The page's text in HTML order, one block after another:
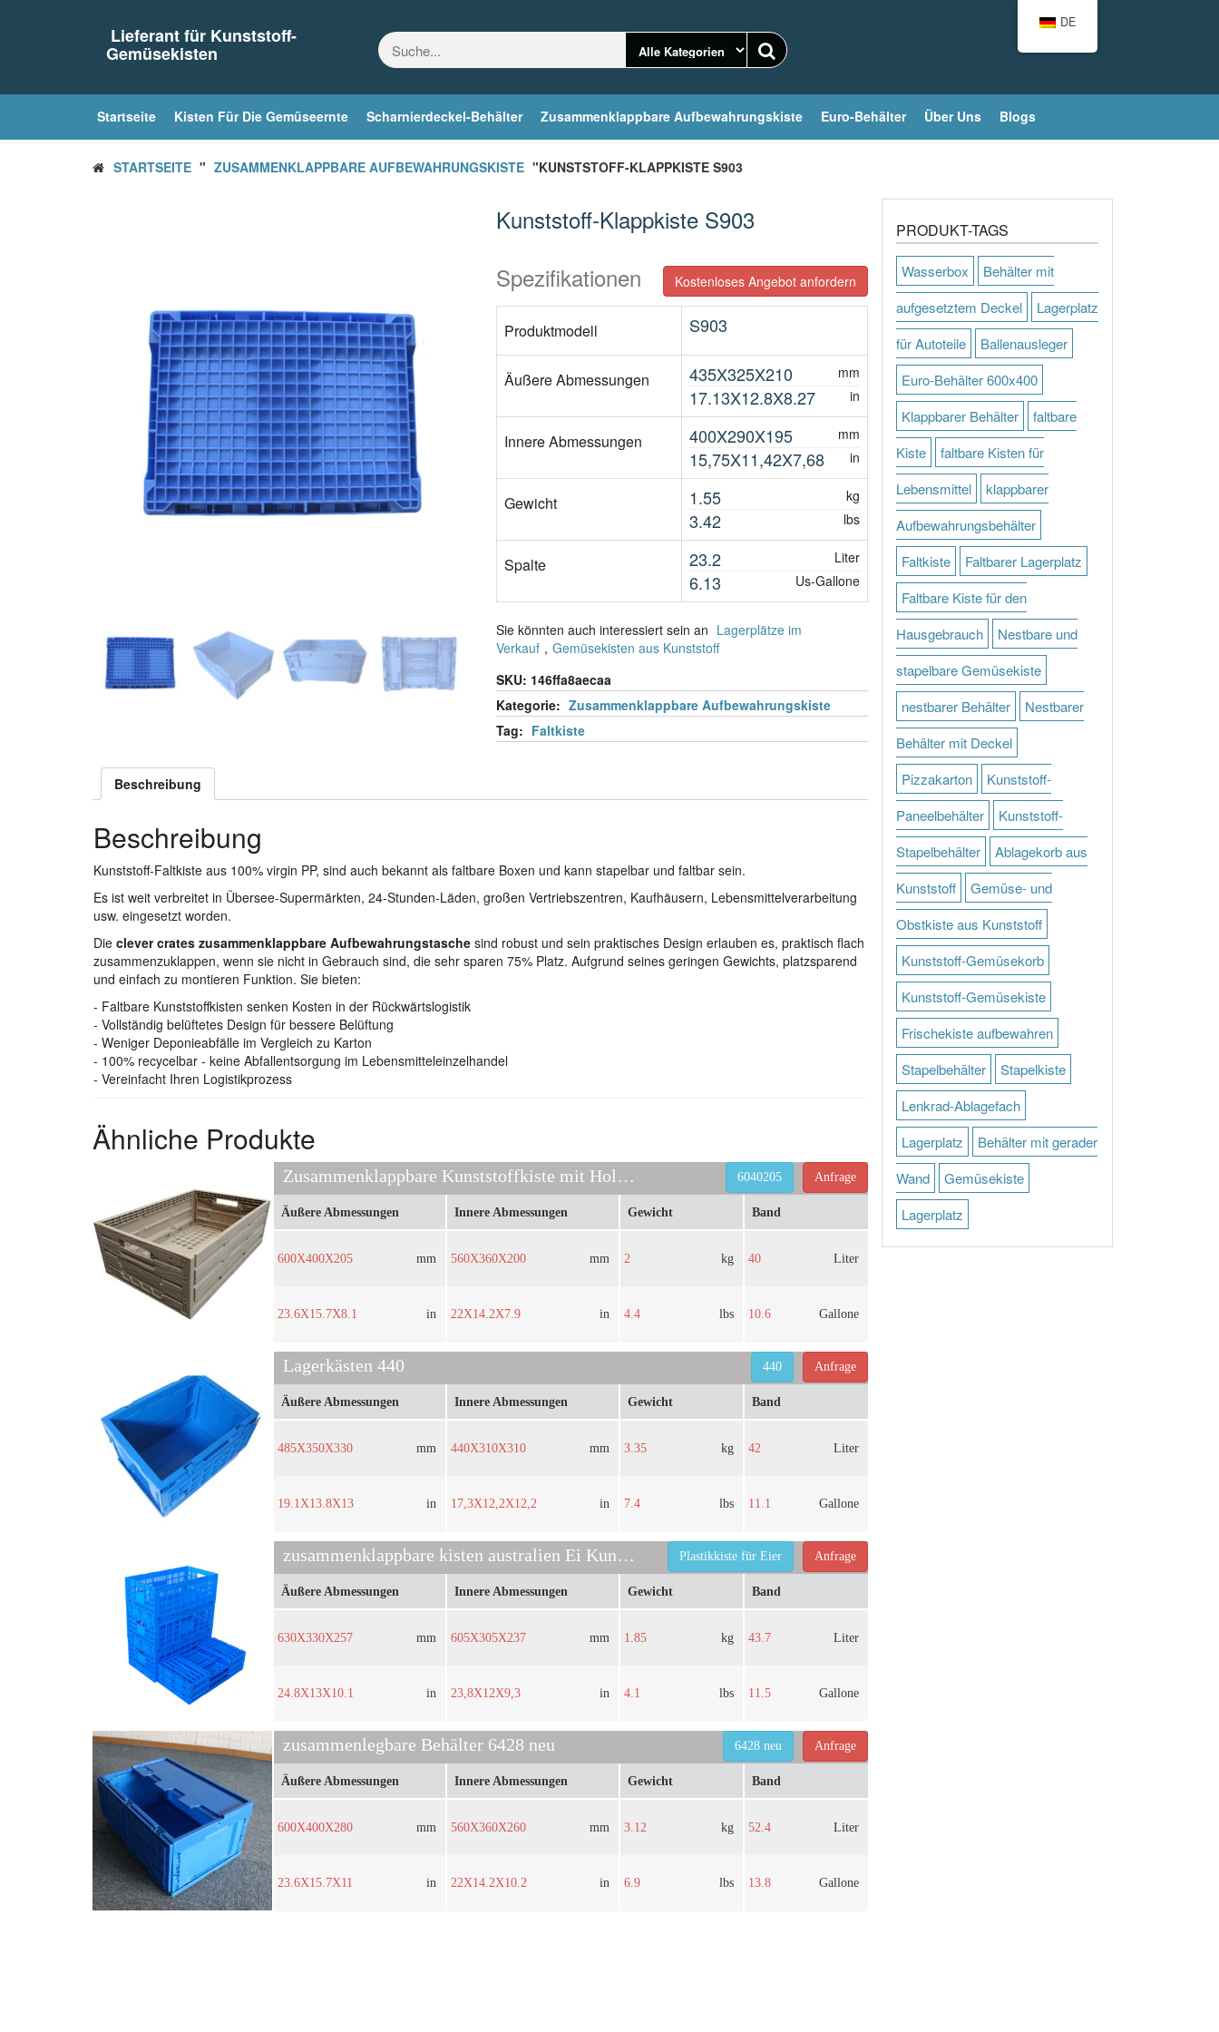
Lieferant für Kunststoff-
Gemüsekisten
Startseite Kisten Für Die Gemüseernte Scharnierdeckel-Behälter Zusammenklappbare Aufbewahrungskiste Euro-Behälter Über Uns Blogs
STARTSEITE " ZUSAMMENKLAPPBARE AUFBEWAHRUNGSKISTE "KUNSTSTOFF-KLAPPKISTE S903
Kunststoff-Klappkiste S903
Spezifikationen
Kostenloses Angebot anfordern
Produktmodell S903
Äußere Abmessungen 435X325X210 mm
17.13X12.8X8.27 in
Innere Abmessungen 400X290X195 mm
15,75X11,42X7,68 in
Gewicht 1.55 kg
3.42 lbs
Spalte 23.2 Liter
6.13 Us-Gallone
Sie könnten auch interessiert sein an Lagerplätze im
Verkauf , Gemüsekisten aus Kunststoff
SKU: 146ffa8aecaa
Kategorie: Zusammenklappbare Aufbewahrungskiste
Tag: Faltkiste
Beschreibung
Beschreibung
Kunststoff-Faltkiste aus 100% virgin PP, sind auch bekannt als faltbare Boxen und kann stapelbar und faltbar sein.
Es ist weit verbreitet in Übersee-Supermärkten, 24-Stunden-Läden, großen Vertriebszentren, Kaufhäusern, Lebensmittelverarbeitung
usw. eingesetzt worden.
Die clever crates zusammenklappbare Aufbewahrungstasche sind robust und sein praktisches Design erlauben es, praktisch flach
zusammenzuklappen, wenn sie nicht in Gebrauch sind, die sehr sparen 75% Platz. Aufgrund seines geringen Gewichts, platzsparend
und einfach zu montieren Funktion. Sie bieten:
- Faltbare Kunststoffkisten senken Kosten in der Rückwärtslogistik
- Vollständig belüftetes Design für bessere Belüftung
- Weniger Deponieabfälle im Vergleich zu Karton
- 100% recycelbar - keine Abfallentsorgung im Lebensmitteleinzelhandel
- Vereinfacht Ihren Logistikprozess
Ähnliche Produkte
Zusammenklappbare Kunststoffkiste mit Holzeffekt Anfrage
6040205
Äußere Abmessungen
600X400X205 mm
23.6X15.7X8.1 in
Innere Abmessungen
560X360X200 mm
22X14.2X7.9 in
Gewicht
2 kg
4.4 lbs
Band
40 Liter
10.6 Gallone
Lagerkästen 440 Anfrage
440
Äußere Abmessungen
485X350X330 mm
19.1X13.8X13 in
Innere Abmessungen
440X310X310 mm
17,3X12,2X12,2 in
Gewicht
3.35 kg
7.4 lbs
Band
42 Liter
11.1 Gallone
zusammenklappbare kisten australien Ei Kunststoffkiste Anfrage
Plastikkiste für Eier
Äußere Abmessungen
630X330X257 mm
24.8X13X10.1 in
Innere Abmessungen
605X305X237 mm
23,8X12X9,3 in
Gewicht
1.85 kg
4.1 lbs
Band
43.7 Liter
11.5 Gallone
zusammenlegbare Behälter 6428 neu Anfrage
6428 neu
Äußere Abmessungen
600X400X280 mm
23.6X15.7X11 in
Innere Abmessungen
560X360X260 mm
22X14.2X10.2 in
Gewicht
3.12 kg
6.9 lbs
Band
52.4 Liter
13.8 Gallone
PRODUKT-TAGS
Wasserbox
Behälter mit
aufgesetztem Deckel
Lagerplatz
für Autoteile
Ballenausleger
Euro-Behälter 600x400
Klappbarer Behälter
faltbare
Kiste
faltbare Kisten für
Lebensmittel
klappbarer
Aufbewahrungsbehälter
Faltkiste
Faltbarer Lagerplatz
Faltbare Kiste für den
Hausgebrauch
Nestbare und
stapelbare Gemüsekiste
nestbarer Behälter
Nestbarer
Behälter mit Deckel
Pizzakarton
Kunststoff-
Paneelbehälter
Kunststoff-
Stapelbehälter
Ablagekorb aus
Kunststoff
Gemüse- und
Obstkiste aus Kunststoff
Kunststoff-Gemüsekorb
Kunststoff-Gemüsekiste
Frischekiste aufbewahren
Stapelbehälter
Stapelkiste
Lenkrad-Ablagefach
Lagerplatz
Behälter mit gerader
Wand
Gemüsekiste
Lagerplatz
DE